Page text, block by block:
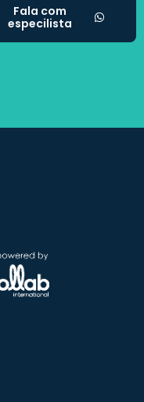
Fala com
especilista